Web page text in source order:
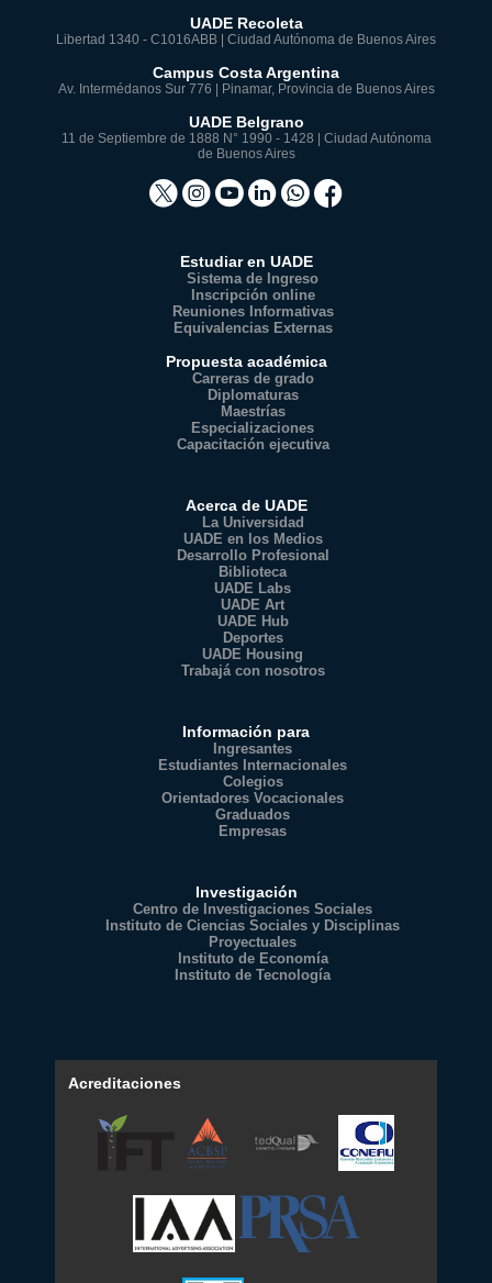
UADE Recoleta
Libertad 1340 - C1016ABB | Ciudad Autónoma de Buenos Aires
Campus Costa Argentina
Av. Intermédanos Sur 776 | Pinamar, Provincia de Buenos Aires
UADE Belgrano
11 de Septiembre de 1888 N° 1990 - 1428 | Ciudad Autónoma
de Buenos Aires
Estudiar en UADE
Sistema de Ingreso
Inscripción online
Reuniones Informativas
Equivalencias Externas
Propuesta académica
Carreras de grado
Diplomaturas
Maestrías
Especializaciones
Capacitación ejecutiva
Acerca de UADE
La Universidad
UADE en los Medios
Desarrollo Profesional
Biblioteca
UADE Labs
UADE Art
UADE Hub
Deportes
UADE Housing
Trabajá con nosotros
Información para
Ingresantes
Estudiantes Internacionales
Colegios
Orientadores Vocacionales
Graduados
Empresas
Investigación
Centro de Investigaciones Sociales
Instituto de Ciencias Sociales y Disciplinas
Proyectuales
Instituto de Economía
Instituto de Tecnología
Acreditaciones